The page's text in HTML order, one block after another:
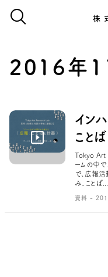
株
2016年
イン
こと
Tokyo Art
ームの中で
で、広報活
み、ことば...
資料 -